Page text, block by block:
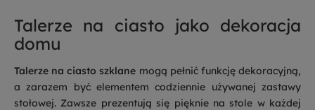
Talerze na ciasto jako dekoracja
domu
Talerze na ciasto szklane mogą pełnić funkcję dekoracyjną,
a zarazem być elementem codziennie używanej zastawy
stołowej. Zawsze prezentują się pięknie na stole w każdej